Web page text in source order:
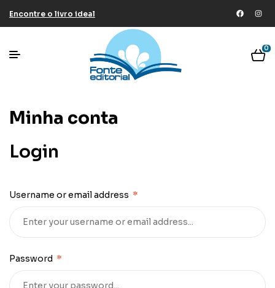
Encontre o livro ideal
0
Minha conta
Login
Username or email address *
Password *